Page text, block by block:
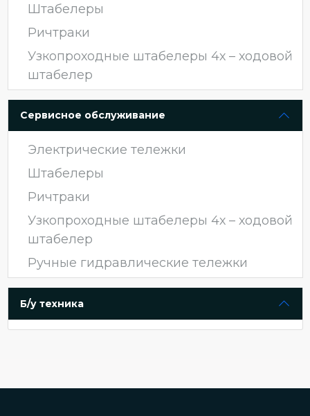
Штабелеры
Ричтраки
Узкопроходные штабелеры 4х – ходовой
штабелер
Сервисное обслуживание
Электрические тележки
Штабелеры
Ричтраки
Узкопроходные штабелеры 4х – ходовой
штабелер
Ручные гидравлические тележки
Б/у техника